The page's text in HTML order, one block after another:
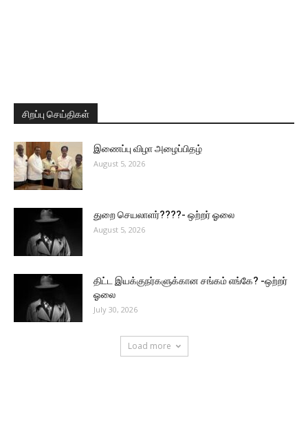
சிறப்பு செய்திகள்
இணைப்பு விழா அழைப்பிதழ்
August 5, 2026
துறை செயலாளர்????- ஒற்றர் ஓலை
August 5, 2026
திட்ட இயக்குநர்களுக்கான சங்கம் எங்கே? -ஒற்றர்
ஓலை
July 30, 2026
Load more